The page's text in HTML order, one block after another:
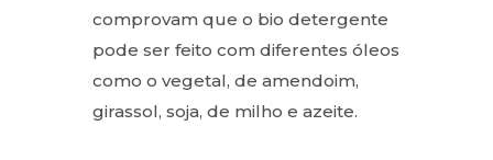
comprovam que o bio detergente
pode ser feito com diferentes óleos
como o vegetal, de amendoim,
girassol, soja, de milho e azeite.